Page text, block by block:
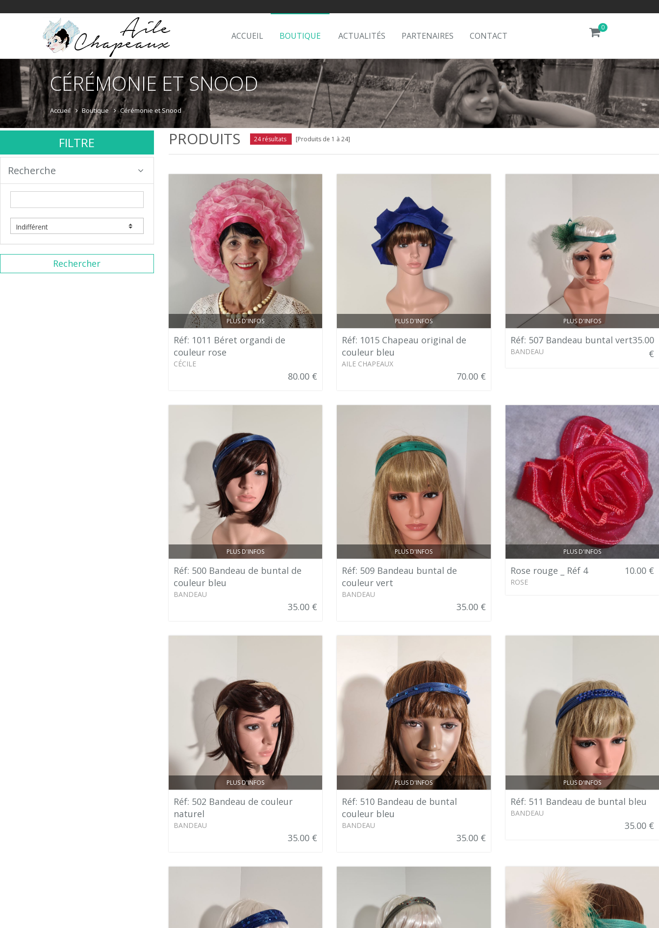
0
ACCUEIL BOUTIQUE ACTUALITÉS PARTENAIRES CONTACT
CÉRÉMONIE ET SNOOD
Accueil Boutique Cérémonie et Snood
FILTRE
Recherche
Rechercher
PRODUITS 24 résultats [Produits de 1 à 24]
PLUS D'INFOS
Réf: 1011 Béret organdi de
couleur rose
CÉCILE
80.00 €
PLUS D'INFOS
Réf: 1015 Chapeau original de
couleur bleu
AILE CHAPEAUX
70.00 €
PLUS D'INFOS
Réf: 507 Bandeau buntal vert
BANDEAU
35.00
€
PLUS D'INFOS
Réf: 500 Bandeau de buntal de
couleur bleu
BANDEAU
35.00 €
PLUS D'INFOS
Réf: 509 Bandeau buntal de
couleur vert
BANDEAU
35.00 €
PLUS D'INFOS
Rose rouge _ Réf 4
ROSE
10.00 €
PLUS D'INFOS
Réf: 502 Bandeau de couleur
naturel
BANDEAU
35.00 €
PLUS D'INFOS
Réf: 510 Bandeau de buntal
couleur bleu
BANDEAU
35.00 €
PLUS D'INFOS
Réf: 511 Bandeau de buntal bleu
BANDEAU
35.00 €